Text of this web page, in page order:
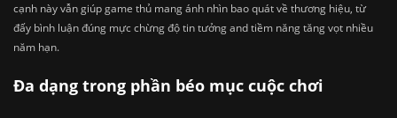
cạnh này vẫn giúp game thủ mang ánh nhìn bao quát về thương hiệu, từ
đấy bình luận đúng mực chừng độ tin tưởng and tiềm năng tăng vọt nhiều
năm hạn.
Đa dạng trong phần béo mục cuộc chơi